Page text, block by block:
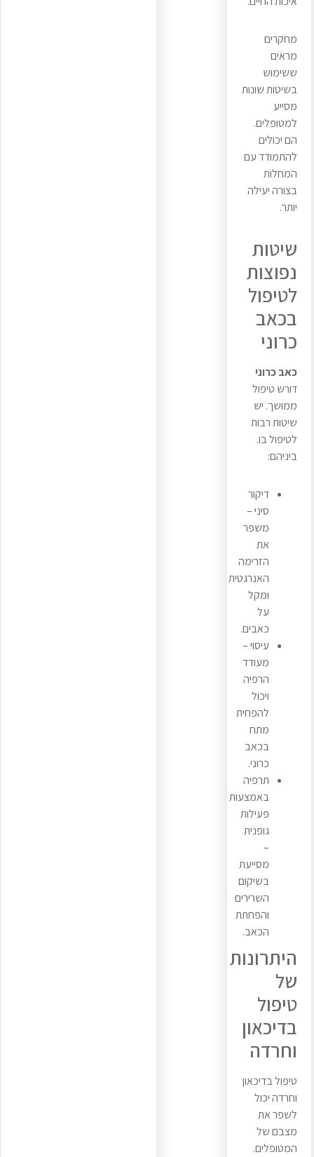
מחקרים
מראים
ששימוש
בשיטות שונות
מסייע
למטופלים.
הם יכולים
להתמודד עם
המחלות
בצורה יעילה
יותר.
שיטות
נפוצות
לטיפול
בכאב
כרוני
כאב כרוני
דורש טיפול
ממושך. יש
שיטות רבות
לטיפול בו.
ביניהם:
דיקור
סיני –
משפר
את
הזרימה
האנרגטית
ומקל
על
כאבים.
עיסוי –
מעודד
הרפיה
ויכול
להפחית
מתח
בכאב
כרוני.
תרפיה
באמצעות
פעילות
גופנית
–
מסייעת
בשיקום
השרירים
והפחתת
הכאב.
היתרונות
של
טיפול
בדיכאון
וחרדה
טיפול בדיכאון
וחרדה יכול
לשפר את
מצבם של
המטופלים.